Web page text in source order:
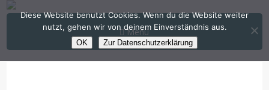
Menü
Diese Website benutzt Cookies. Wenn du die Website weiter
nutzt, gehen wir von deinem Einverständnis aus.
OK Zur Datenschutzerklärung